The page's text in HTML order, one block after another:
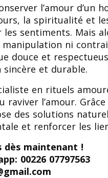
l’amour d’un
la spiritualité et
sentiments. Mais
ni
douce et
sincère et durable.
en rituels
l’amour.
des solutions
et renforcer les
dès maintenant !
00226 07797563